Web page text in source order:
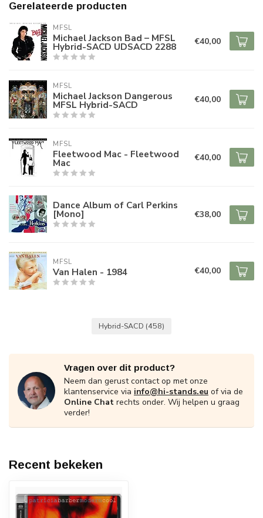
Gerelateerde producten
MFSL
Michael Jackson Bad – MFSL
Hybrid-SACD UDSACD 2288 €40,00
MFSL
Michael Jackson Dangerous
MFSL Hybrid-SACD €40,00
MFSL
Fleetwood Mac - Fleetwood
Mac €40,00
Dance Album of Carl Perkins
[Mono] €38,00
MFSL
Van Halen - 1984 €40,00
Hybrid-SACD (458)
Vragen over dit product?
Neem dan gerust contact op met onze
klantenservice via info@hi-stands.eu of via de
Online Chat rechts onder. Wij helpen u graag
verder!
Recent bekeken